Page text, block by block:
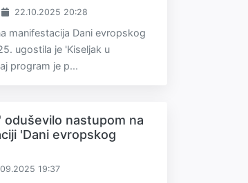
22.10.2025 20:28
manifestacija Dani evropskog
ugostila je 'Kiseljak u
program je p...
oduševilo nastupom na
'Dani evropskog
19:37